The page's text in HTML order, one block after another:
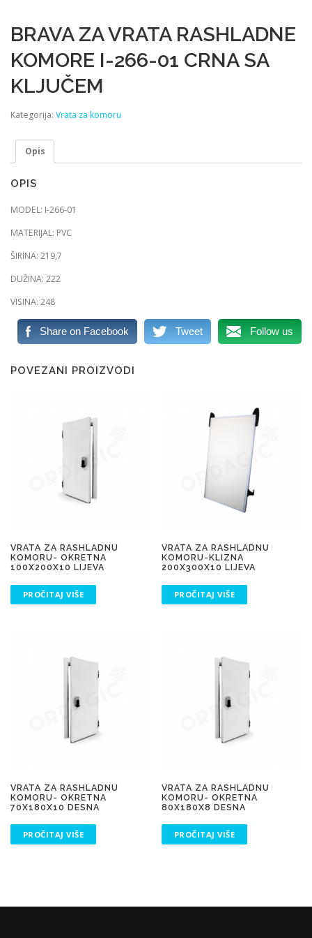
BRAVA ZA VRATA RASHLADNE
KOMORE I-266-01 CRNA SA
KLJUČEM
Kategorija: Vrata za komoru
Opis
OPIS
MODEL: I-266-01
MATERIJAL: PVC
ŠIRINA: 219,7
DUŽINA: 222
VISINA: 248
Share on Facebook Tweet Follow us
POVEZANI PROIZVODI
VRATA ZA RASHLADNU
KOMORU- OKRETNA
100X200X10 LIJEVA
PROČITAJ VIŠE
VRATA ZA RASHLADNU
KOMORU-KLIZNA
200X300X10 LIJEVA
PROČITAJ VIŠE
VRATA ZA RASHLADNU
KOMORU- OKRETNA
70X180X10 DESNA
PROČITAJ VIŠE
VRATA ZA RASHLADNU
KOMORU- OKRETNA
80X180X8 DESNA
PROČITAJ VIŠE